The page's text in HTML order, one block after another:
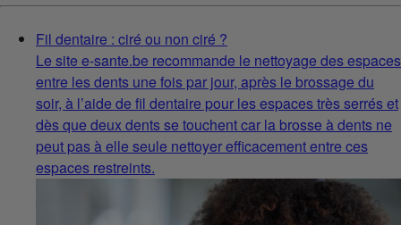
Fil dentaire : ciré ou non ciré ?
Le site e-sante.be recommande le nettoyage des espaces
entre les dents une fois par jour, après le brossage du
soir, à l’aide de fil dentaire pour les espaces très serrés et
dès que deux dents se touchent car la brosse à dents ne
peut pas à elle seule nettoyer efficacement entre ces
espaces restreints.